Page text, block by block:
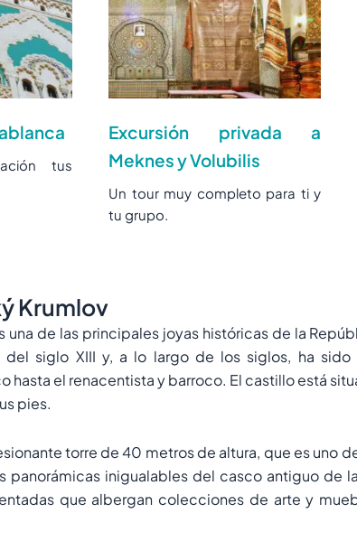
tus
Excursión privada a
Meknes y Volubilis
Un tour muy completo para ti y
tu grupo.
Krumlov
una de las principales joyas históricas de la
del siglo XIII y, a lo largo de los siglos, ha
el renacentista y barroco. El castillo está
pies.
torre de 40 metros de altura, que es uno
panorámicas inigualables del casco antiguo
que albergan colecciones de arte y